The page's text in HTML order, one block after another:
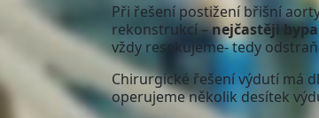
Při řešení postižení břišní
rekonstrukcí –nejčastěji
vždy resekujeme- tedy
Chirurgické řešení výdutí má
operujeme několik desítek